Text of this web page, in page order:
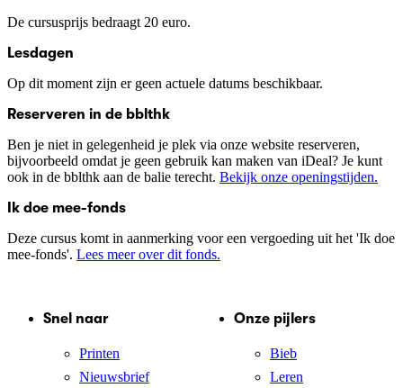
De cursusprijs bedraagt 20 euro.
Lesdagen
Op dit moment zijn er geen actuele datums beschikbaar.
Reserveren in de bblthk
Ben je niet in gelegenheid je plek via onze website reserveren,
bijvoorbeeld omdat je geen gebruik kan maken van iDeal? Je kunt
ook in de bblthk aan de balie terecht. Bekijk onze openingstijden.
Ik doe mee-fonds
Deze cursus komt in aanmerking voor een vergoeding uit het 'Ik doe
mee-fonds'. Lees meer over dit fonds.
Snel naar
Printen
Nieuwsbrief
Onze pijlers
Bieb
Leren